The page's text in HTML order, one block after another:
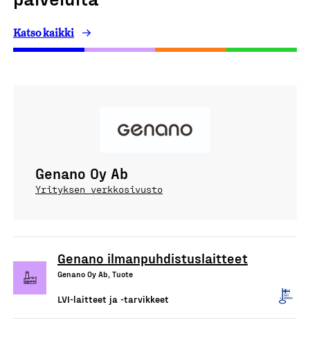
Katso kaikki
Genano Oy Ab
Yrityksen verkkosivusto
Genano ilmanpuhdistuslaitteet
Genano Oy Ab, Tuote
LVI-laitteet ja -tarvikkeet